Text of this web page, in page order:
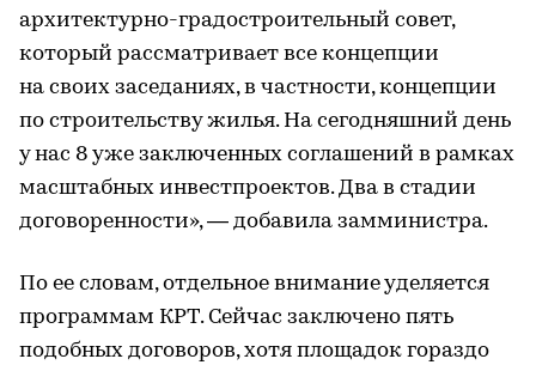
архитектурно-градостроительный совет,
который рассматривает все концепции
на своих заседаниях, в частности, концепции
по строительству жилья. На сегодняшний день
у нас 8 уже заключенных соглашений в рамках
масштабных инвестпроектов. Два в стадии
договоренности», — добавила замминистра.
По ее словам, отдельное внимание уделяется
программам КРТ. Сейчас заключено пять
подобных договоров, хотя площадок гораздо